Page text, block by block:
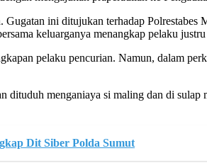
ini ditujukan terhadap Polrestabes
keluarganya menangkap pelaku
pelaku pencurian. Namun, dalam
menganiaya si maling dan di sulap
Dit Siber Polda Sumut